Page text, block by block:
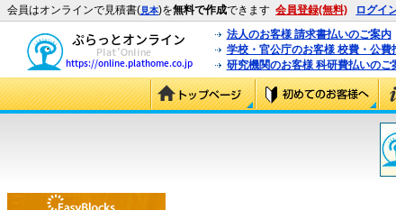
会員はオンラインで見積書(見本)を無料で作成できます 会員登録(無料) ログイ
法人のお客様 請求書払いのご案内
学校・官公庁のお客様 校費・公費
研究機関のお客様 科研費払いのご